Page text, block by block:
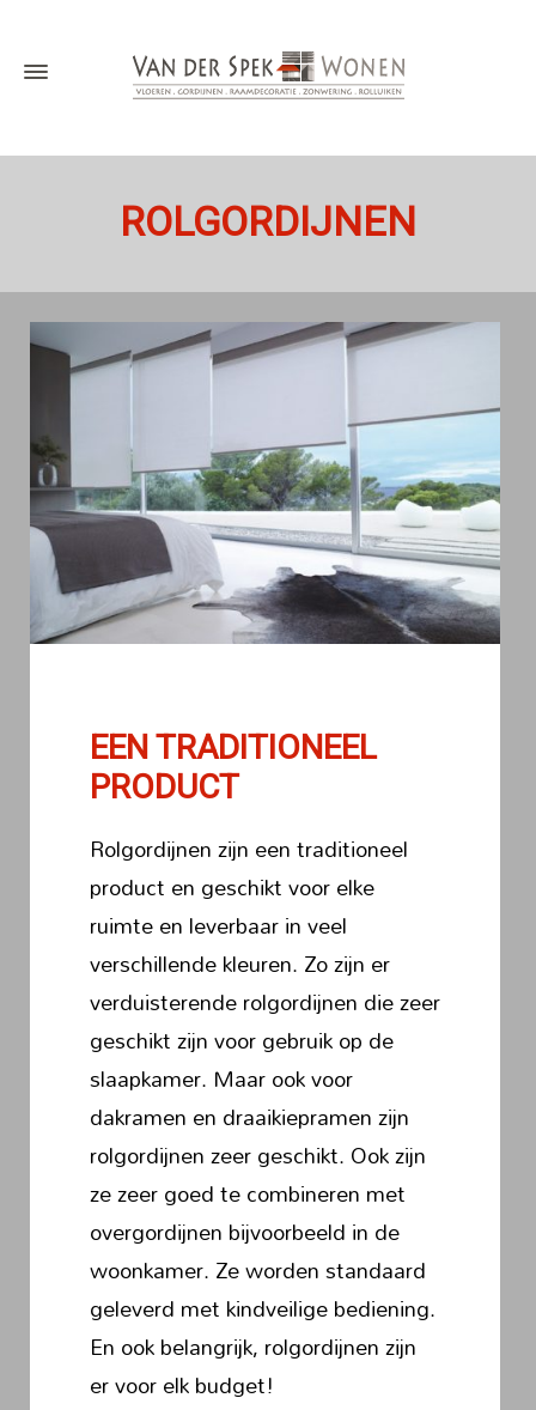
ROLGORDIJNEN
EEN TRADITIONEEL
PRODUCT
Rolgordijnen zijn een traditioneel
product en geschikt voor elke
ruimte en leverbaar in veel
verschillende kleuren. Zo zijn er
verduisterende rolgordijnen die zeer
geschikt zijn voor gebruik op de
slaapkamer. Maar ook voor
dakramen en draaikiepramen zijn
rolgordijnen zeer geschikt. Ook zijn
ze zeer goed te combineren met
overgordijnen bijvoorbeeld in de
woonkamer. Ze worden standaard
geleverd met kindveilige bediening.
En ook belangrijk, rolgordijnen zijn
er voor elk budget!